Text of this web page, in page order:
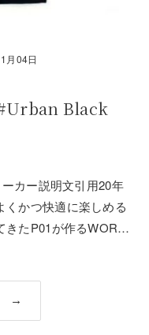
月04日
Black
カー説明文引用20年
くかつ快適に楽しめる
きたP01が作るWORK